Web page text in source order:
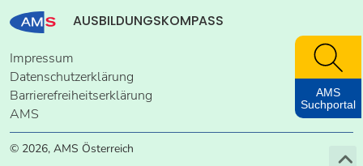
AUSBILDUNGSKOMPASS
Impressum
Datenschutzerklärung
Barrierefreiheitserklärung
AMS
© 2026, AMS Österreich
AMS
Suchportal